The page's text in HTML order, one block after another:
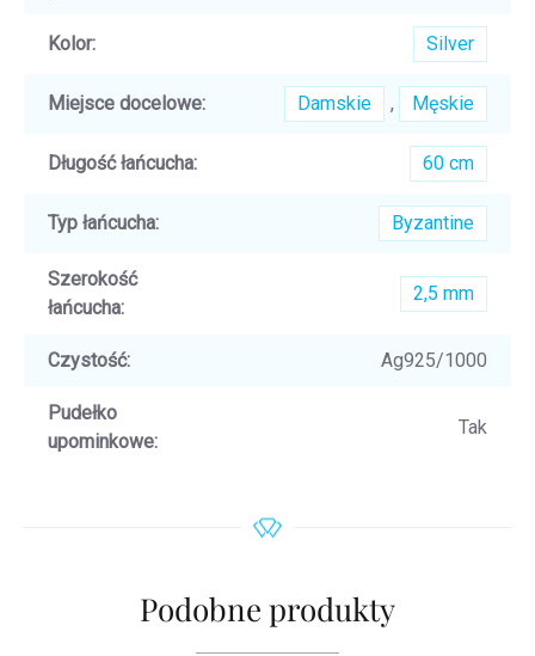
Kolor: Silver
Miejsce docelowe: Damskie , Męskie
Długość łańcucha: 60 cm
Typ łańcucha: Byzantine
Szerokość
łańcucha:
2,5 mm
Czystość: Ag925/1000
Pudełko
upominkowe:
Tak
Podobne produkty